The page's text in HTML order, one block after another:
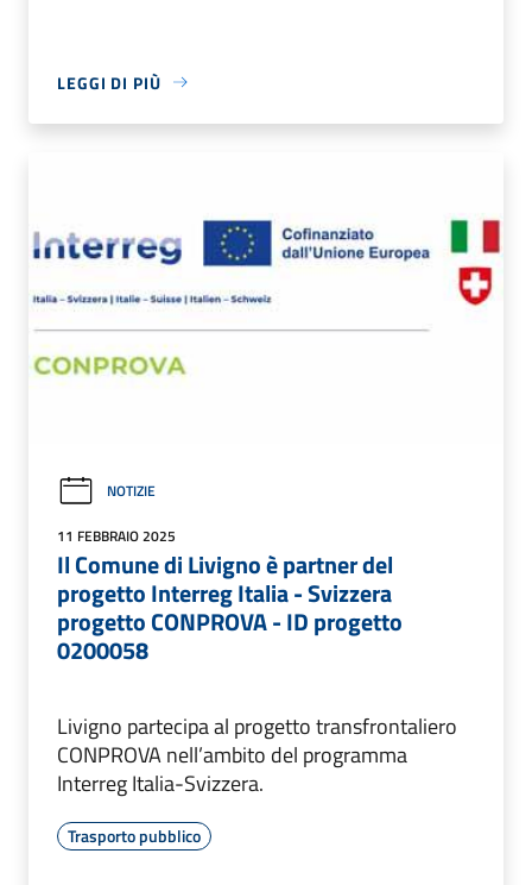
LEGGI DI PIÙ
NOTIZIE
11 FEBBRAIO 2025
Il Comune di Livigno è partner del
progetto Interreg Italia - Svizzera
progetto CONPROVA - ID progetto
0200058
Livigno partecipa al progetto transfrontaliero
CONPROVA nell’ambito del programma
Interreg Italia-Svizzera.
Trasporto pubblico